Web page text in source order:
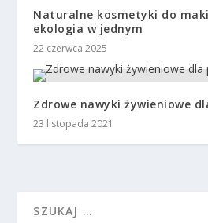
Naturalne kosmetyki do
ekologia w jednym
22 czerwca 2025
Zdrowe nawyki żywieniowe
23 listopada 2021